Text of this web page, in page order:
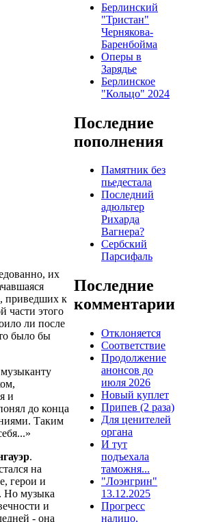
их
приведших к
части этого
ли после
было бы
и
до конца
Таким
.
на
герои и
Но музыка
и
- она
Берлинский
"Тристан"
Чернякова-
Баренбойма
Оперы в
Зарядье
Берлинское
"Кольцо" 2024
Последние
пополнения
Памятник без
пьедестала
Последний
адюльтер
Рихарда
Вагнера?
Сербский
Парсифаль
Последние
комментарии
Отклоняется
Соответствие
Продолжение
анонсов до
июля 2026
Новый куплет
Припев (2 раза)
Для ценителей
органа
И тут
подъехала
таможня...
"Лоэнгрин"
13.12.2025
Прогресс
налицо,